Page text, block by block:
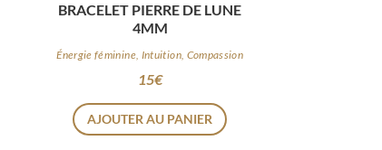
BRACELET PIERRE DE LUNE
4MM
Énergie féminine, Intuition, Compassion
15€
AJOUTER AU PANIER